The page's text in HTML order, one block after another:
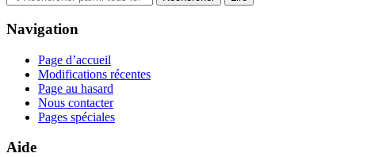
Navigation
Page d’accueil
Modifications récentes
Page au hasard
Nous contacter
Pages spéciales
Aide